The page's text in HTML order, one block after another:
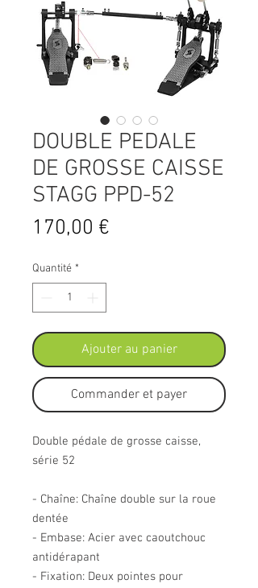
DOUBLE PEDALE
DE GROSSE CAISSE
STAGG PPD-52
170,00 €
Quantité *
Ajouter au panier
Commander et payer
Double pédale de grosse caisse,
série 52
- Chaîne: Chaîne double sur la roue
dentée
- Embase: Acier avec caoutchouc
antidérapant
- Fixation: Deux pointes pour